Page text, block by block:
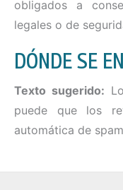
obligados a
legales o de
DÓNDE SE
Texto sugerido:
puede que los
automática de